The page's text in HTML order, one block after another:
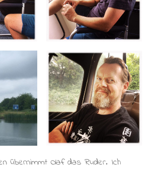
übernimmt Olaf das Ruder. Ich